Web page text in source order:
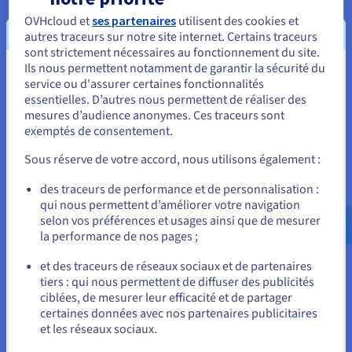
gestionnaires des données s’assurent de la qualité, de
l’exactitude et de la conformité des données avec les
politiques et les normes.
Politiques de données et standardsdu cloud : Les
politiques et les normes en matière de données sont les
règles de la route pour la gouvernance des données des
équipes. Elles définissent la manière dont les données
doivent être collectées, stockées, consultées, utilisées et
partagées. Ces politiques et normes assurent la
cohérence et préviennent l’utilisation abusive des
données.
Processusde gestion des données : Les processus de
gestion des données sont les flux de travail et les
données sont traitées tout au long de leur cycle de vie.
Cela inclut la création, la collecte, le stockage, le
traitement, l’analyse et la destruction des données.
Cycle de vie des données et workflow
Vous semblez être localisé en États-
Unis.
Pour commander, rendez-vous sur le site de votre pays (États-
Allez sur le site États-Unis
us.ovhcloud.com/
Anglais USD - $
ou
Rester sur le site actuel
Sélectionner un autre site web
OVHcloud etses partenaires utilisent des cookies et
autres traceurs sur notre site internet. Certains traceurs
sont strictement nécessaires au fonctionnement du site.
Ils nous permettent notamment de garantir la sécurité du
service ou d'assurer certaines fonctionnalités
essentielles. D’autres nous permettent de réaliser des
mesures d’audience anonymes. Ces traceurs sont
exemptés de consentement.
Sous réserve de votre accord, nous utilisons également :
des traceurs de performance et de personnalisation :
qui nous permettent d’améliorer votre navigation
selon vos préférences et usages ainsi que de mesurer
la performance de nos pages ;
et des traceurs de réseaux sociaux et de partenaires
tiers : qui nous permettent de diffuser des publicités
ciblées, de mesurer leur efficacité et de partager
certaines données avec nos partenaires publicitaires
et les réseaux sociaux.